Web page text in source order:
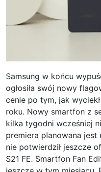
Samsung w końcu
ogłosiła swój nowy
cenie po tym, jak
roku. Nowy smartfon z
kilka tygodni wcześniej
premiera planowana
nie potwierdził jeszcze
S21 FE. Smartfon Fan